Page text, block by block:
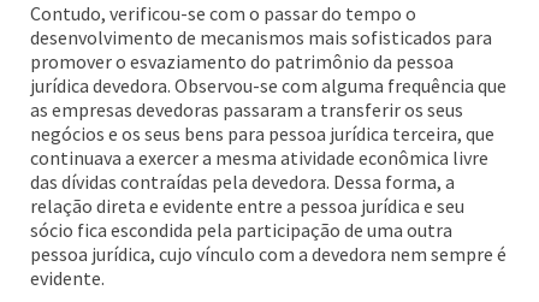
Contudo, verificou-se com o passar do tempo o
desenvolvimento de mecanismos mais sofisticados para
promover o esvaziamento do patrimônio da pessoa
jurídica devedora. Observou-se com alguma frequência que
as empresas devedoras passaram a transferir os seus
negócios e os seus bens para pessoa jurídica terceira, que
continuava a exercer a mesma atividade econômica livre
das dívidas contraídas pela devedora. Dessa forma, a
relação direta e evidente entre a pessoa jurídica e seu
sócio fica escondida pela participação de uma outra
pessoa jurídica, cujo vínculo com a devedora nem sempre é
evidente.